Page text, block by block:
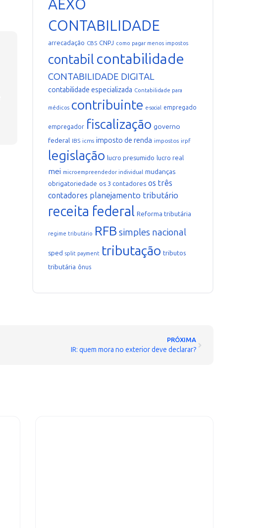
AEXO
CONTABILIDADE
arrecadação CBS CNPJ como pagar menos impostos
contabil contabilidade
CONTABILIDADE DIGITAL
contabilidade especializada Contabilidade para
médicos contribuinte e-social empregado
empregador fiscalização governo
federal IBS icms imposto de renda impostos irpf
legislação lucro presumido lucro real
mei microempreendedor individual mudanças
obrigatoriedade os 3 contadores os três
contadores planejamento tributário
receita federal Reforma tributária
regime tributário RFB simples nacional
sped split payment tributação tributos
tributária ônus
PRÓXIMA
IR: quem mora no exterior deve declarar?